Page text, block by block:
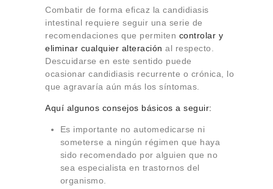
Combatir de forma eficaz la candidiasis
intestinal requiere seguir una serie de
recomendaciones que permiten controlar y
eliminar cualquier alteración al respecto.
Descuidarse en este sentido puede
ocasionar candidiasis recurrente o crónica, lo
que agravaría aún más los síntomas.
Aquí algunos consejos básicos a seguir:
Es importante no automedicarse ni
someterse a ningún régimen que haya
sido recomendado por alguien que no
sea especialista en trastornos del
organismo.